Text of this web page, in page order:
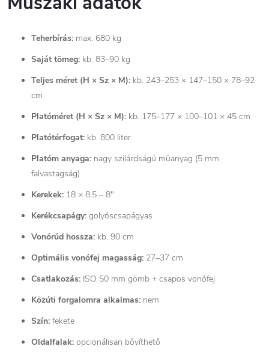
Teherbírás: max. 680 kg
Saját tömeg: kb. 83–90 kg
Teljes méret (H × Sz × M): kb. 243–253 × 147–150 × 78–92
cm
Platóméret (H × Sz × M): kb. 175–177 × 100–101 × 45 cm
Platótérfogat: kb. 800 liter
Platóm anyaga: nagy szilárdságú műanyag (5 mm
falvastagság)
Kerekek: 18 × 8,5 – 8"
Kerékcsapágy: golyóscsapágyas
Vonórúd hossza: kb. 90 cm
Optimális vonófej magasság: 27–37 cm
Csatlakozás: ISO 50 mm gömb + csapos vonófej
Közúti forgalomra alkalmas: nem
Szín: fekete
Oldalfalak: opcionálisan bővíthető